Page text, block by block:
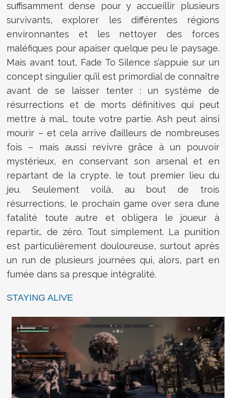
suffisamment dense pour y accueillir plusieurs
survivants, explorer les différentes régions
environnantes et les nettoyer des forces
maléfiques pour apaiser quelque peu le paysage.
Mais avant tout, Fade To Silence s’appuie sur un
concept singulier qu’il est primordial de connaître
avant de se laisser tenter : un système de
résurrections et de morts définitives qui peut
mettre à mal… toute votre partie. Ash peut ainsi
mourir – et cela arrive d’ailleurs de nombreuses
fois – mais aussi revivre grâce à un pouvoir
mystérieux, en conservant son arsenal et en
repartant de la crypte, le tout premier lieu du
jeu. Seulement voilà, au bout de trois
résurrections, le prochain game over sera d’une
fatalité toute autre et obligera le joueur à
repartir… de zéro. Tout simplement. La punition
est particulièrement douloureuse, surtout après
un run de plusieurs journées qui, alors, part en
fumée dans sa presque intégralité.
STAYING ALIVE